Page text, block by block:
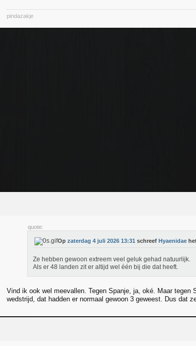
pindazakje
quote:
Op zaterdag 4 juli 2026 13:31 schreef Hyaenidae
Ze hebben gewoon extreem veel geluk gehad natuurlijk.
Als er 48 landen zit er altijd wel één bij die dat heeft.
Vind ik ook wel meevallen. Tegen Spanje, ja, oké. Maar tegen
wedstrijd, dat hadden er normaal gewoon 3 geweest. Dus dat